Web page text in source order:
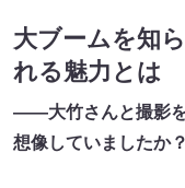
大ブームを知
れる魅力とは
――大竹さんと撮影を
想像していましたか？